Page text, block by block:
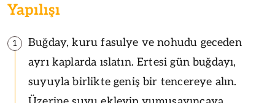
Yapılışı
1
Buğday, kuru fasulye ve nohudu geceden
ayrı kaplarda ıslatın. Ertesi gün buğdayı,
suyuyla birlikte geniş bir tencereye alın.